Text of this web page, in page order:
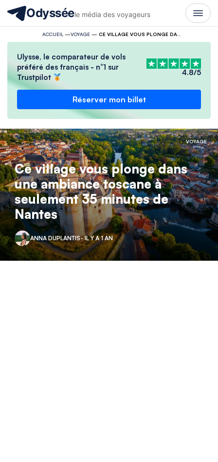
Odysséele média des voyageurs
ACCUEIL —VOYAGE— CE VILLAGE VOUS PLONGE DANS UNE AMBIANCE TOSCANE À SEULEMENT 35 MINUTES DE NANTES
Ulysse, le comparateur de vols
préféré des français - n°1 sur
Trustpilot
4.8/5
Réserver mon billet
VOYAGE
Ce village vous plonge dans
une ambiance toscane à
seulement 35 minutes de
Nantes
ANNA DUPLANTIS- IL Y A 1 AN